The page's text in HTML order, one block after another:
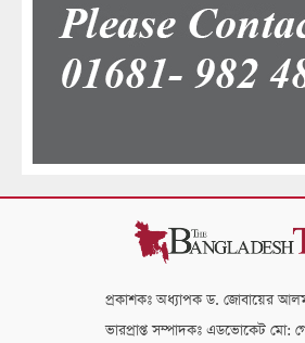
প্রকাশকঃ অধ্যাপক ড. জোবায়ের
ভারপ্রাপ্ত সম্পাদকঃ এডভোকেট মো: